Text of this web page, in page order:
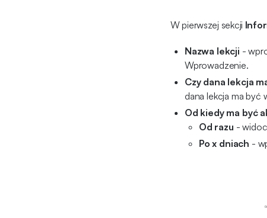
W pierwszej sekcji
Nazwa lekcji -
Wprowadzenie.
Czy dana lekcja
dana lekcja ma być
Od kiedy ma być
Od razu -
Po x dniach -